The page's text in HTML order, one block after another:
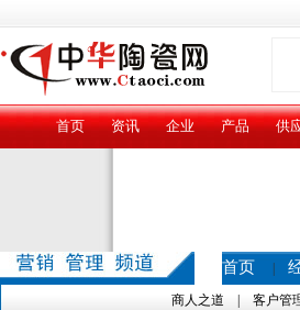
首页 资讯 企业 产品 供
首页
商人之道 客户管